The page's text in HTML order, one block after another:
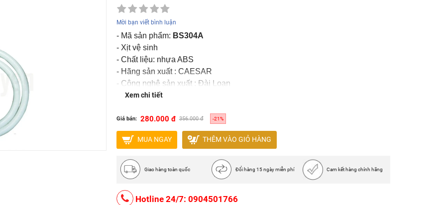
Mời bạn viết bình luận
- Mã sản phẩm: BS304A
- Xịt vệ sinh
- Chất liệu: nhựa ABS
- Hãng sản xuất : CAESAR
- Công nghệ sản xuất : Đài Loan
- Nơi sản xuất : Việt Nam
Xem chi tiết
Giá bán: 280.000 đ 356.000 đ -21%
MUA NGAY THÊM VÀO GIỎ HÀNG
Giao hàng toàn quốc Đổi hàng 15 ngày miễn phí Cam kết hàng chính hãng
Hotline 24/7: 0904501766